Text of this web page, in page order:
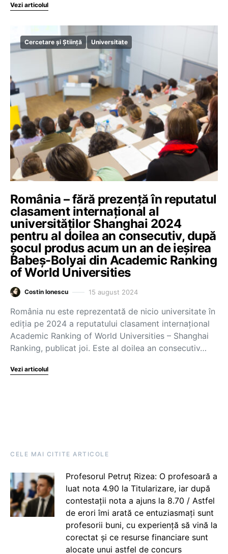
Vezi articolul
Cercetare și Știință Universitate
România – fără prezență în reputatul
clasament internațional al
universităților Shanghai 2024
pentru al doilea an consecutiv, după
șocul produs acum un an de ieșirea
Babeș-Bolyai din Academic Ranking
of World Universities
Costin Ionescu 15 august 2024
România nu este reprezentată de nicio universitate în
ediția pe 2024 a reputatului clasament internațional
Academic Ranking of World Universities – Shanghai
Ranking, publicat joi. Este al doilea an consecutiv…
Vezi articolul
CELE MAI CITITE ARTICOLE
Profesorul Petruț Rizea: O profesoară a
luat nota 4.90 la Titularizare, iar după
contestații nota a ajuns la 8.70 / Astfel
de erori îmi arată ce entuziasmați sunt
profesorii buni, cu experiență să vină la
corectat și ce resurse financiare sunt
alocate unui astfel de concurs